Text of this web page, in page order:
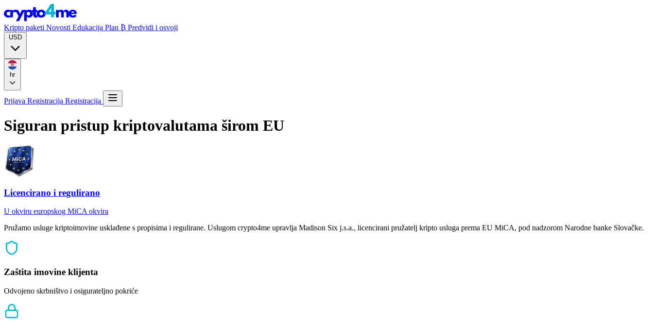
Kripto paketi Novosti Edukacija Plan ₿ Predvidi i osvoji
hr
Prijava Registracija Registracija
Siguran pristup kriptovalutama širom EU
Licencirano i regulirano
U okviru europskog MiCA okvira
Pružamo usluge kriptoimovine usklađene s propisima i regulirane. Uslugom crypto4me upravlja Madison Six j.s.a., licencirani pružatelj kripto usluga prema EU MiCA, pod nadzorom Narodne banke Slovačke.
Zaštita imovine klijenta
Odvojeno skrbništvo i osigurateljno pokriće